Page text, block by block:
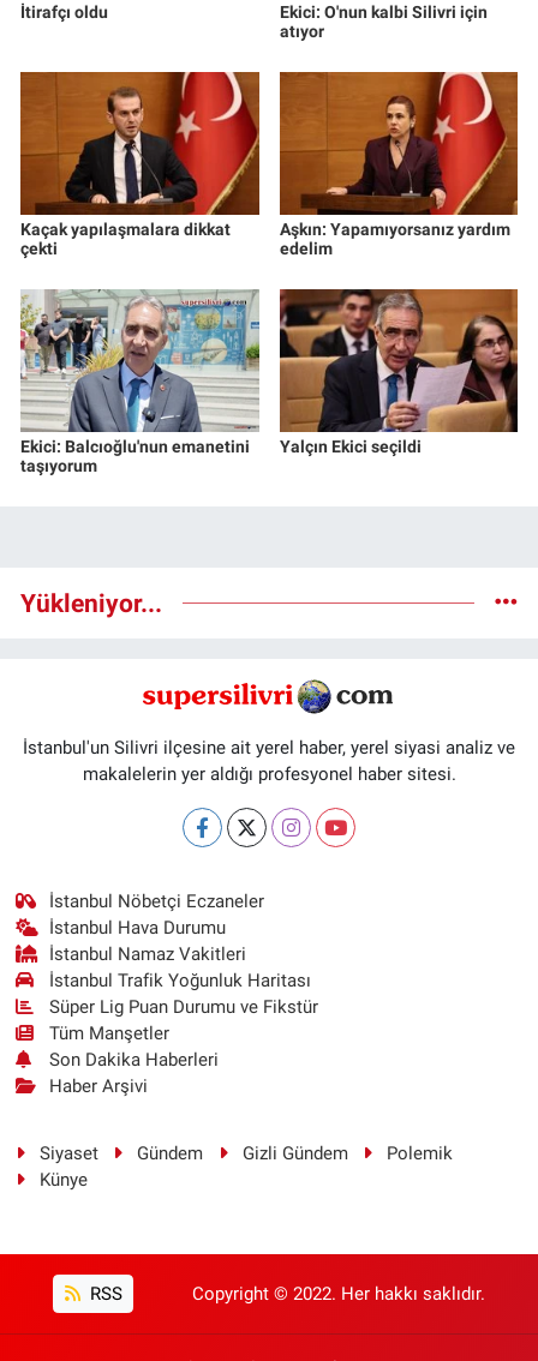
İtirafçı oldu
Ekici: O'nun kalbi Silivri için
atıyor
Kaçak yapılaşmalara dikkat
çekti
Aşkın: Yapamıyorsanız yardım
edelim
Ekici: Balcıoğlu'nun emanetini
taşıyorum
Yalçın Ekici seçildi
Yükleniyor...
İstanbul'un Silivri ilçesine ait yerel haber, yerel siyasi analiz ve
makalelerin yer aldığı profesyonel haber sitesi.
İstanbul Nöbetçi Eczaneler
İstanbul Hava Durumu
İstanbul Namaz Vakitleri
İstanbul Trafik Yoğunluk Haritası
Süper Lig Puan Durumu ve Fikstür
Tüm Manşetler
Son Dakika Haberleri
Haber Arşivi
Siyaset Gündem Gizli Gündem
Polemik
Künye
RSS Copyright © 2022. Her hakkı saklıdır.